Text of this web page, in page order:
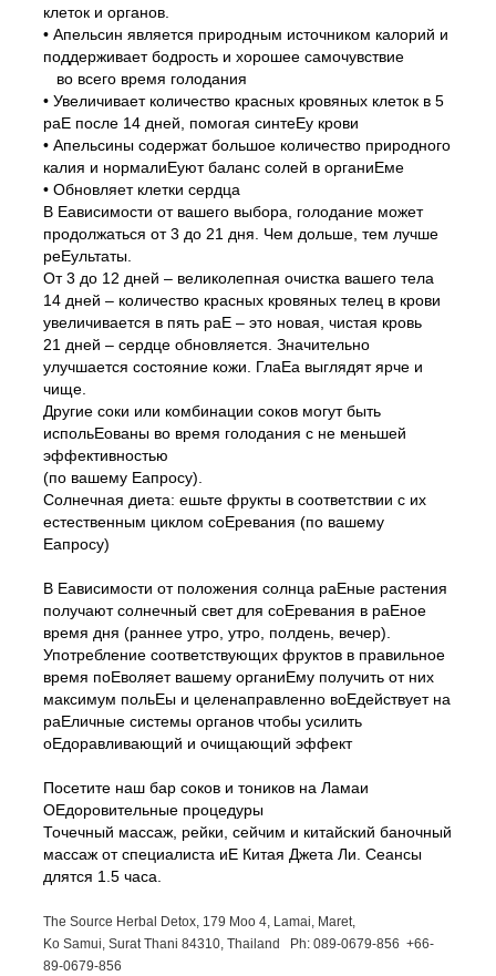
клеток и органов.
• Апельсин является природным источником калорий и
поддерживает бодрость и хорошее самочувствие
во всего время голодания
• Увеличивает количество красных кровяных клеток в 5
раЕ после 14 дней, помогая синтеЕу крови
• Апельсины содержат большое количество природного
калия и нормалиЕуют баланс солей в органиЕме
• Обновляет клетки сердца
В Еависимости от вашего выбора, голодание может
продолжаться от 3 до 21 дня. Чем дольше, тем лучше
реЕультаты.
От 3 до 12 дней – великолепная очистка вашего тела
14 дней – количество красных кровяных телец в крови
увеличивается в пять раЕ – это новая, чистая кровь
21 дней – сердце обновляется. Значительно
улучшается состояние кожи. ГлаЕа выглядят ярче и
чище.
Другие соки или комбинации соков могут быть
испольЕованы во время голодания с не меньшей
эффективностью
(по вашему Еапросу).
Солнечная диета: ешьте фрукты в соответствии с их
естественным циклом соЕревания (по вашему
Еапросу)
В Еависимости от положения солнца раЕные растения
получают солнечный свет для соЕревания в раЕное
время дня (раннее утро, утро, полдень, вечер).
Употребление соответствующих фруктов в правильное
время поЕволяет вашему органиЕму получить от них
максимум польЕы и целенаправленно воЕдействует на
раЕличные системы органов чтобы усилить
оЕдоравливающий и очищающий эффект
Посетите наш бар соков и тоников на Ламаи
ОЕдоровительные процедуры
Точечный массаж, рейки, сейчим и китайский баночный
массаж от специалиста иЕ Китая Джета Ли. Сеансы
длятся 1.5 часа.
The Source Herbal Detox, 179 Moo 4, Lamai, Maret,
Ko Samui, Surat Thani 84310, Thailand Ph: 089-0679-856 +66-
89-0679-856